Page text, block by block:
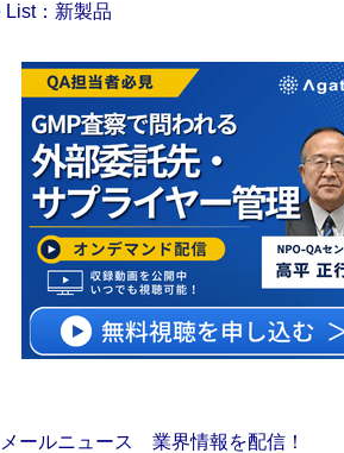
List：新製品
ールニュース 業界情報を配信！